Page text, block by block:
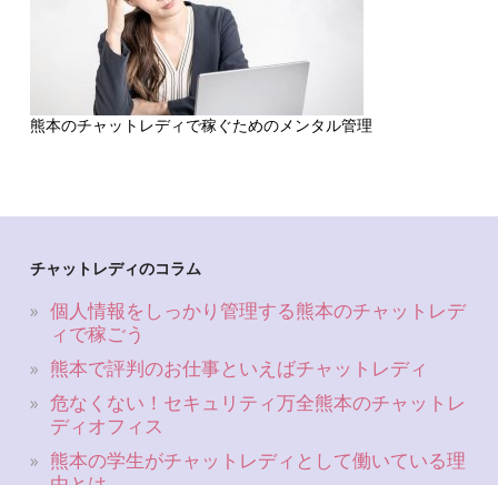
熊本のチャットレディで稼ぐためのメンタル管理
チャットレディのコラム
個人情報をしっかり管理する熊本のチャットレデ
ィで稼ごう
熊本で評判のお仕事といえばチャットレディ
危なくない！セキュリティ万全熊本のチャットレ
ディオフィス
熊本の学生がチャットレディとして働いている理